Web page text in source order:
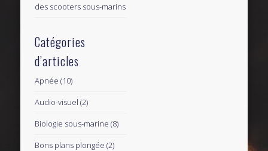
des scooters sous-marins
Catégories
d’articles
Apnée (10)
Audio-visuel (2)
Biologie sous-marine (8)
Bons plans plongée (2)